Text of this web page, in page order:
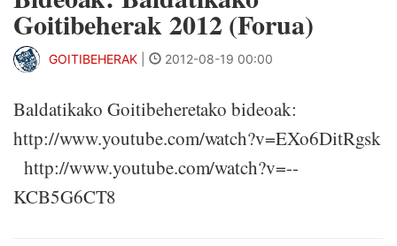
Goitibeherak 2012 (Forua)
GOITIBEHERAK 2012-08-19 00:00
Baldatikako Goitibeheretako bideoak:
http://www.youtube.com/watch?v=EXo6DitRgsk
http://www.youtube.com/watch?v=--
KCB5G6CT8